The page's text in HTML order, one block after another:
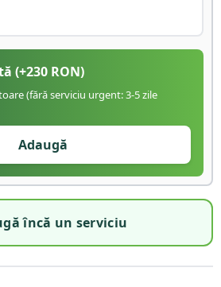
(+230 RON)
(fără serviciu urgent: 3-5 zile
Adaugă
încă un serviciu